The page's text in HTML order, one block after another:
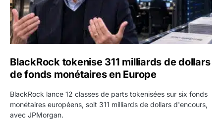
BlackRock tokenise 311 milliards de dollars
de fonds monétaires en Europe
BlackRock lance 12 classes de parts tokenisées sur six fonds
monétaires européens, soit 311 milliards de dollars d'encours,
avec JPMorgan.